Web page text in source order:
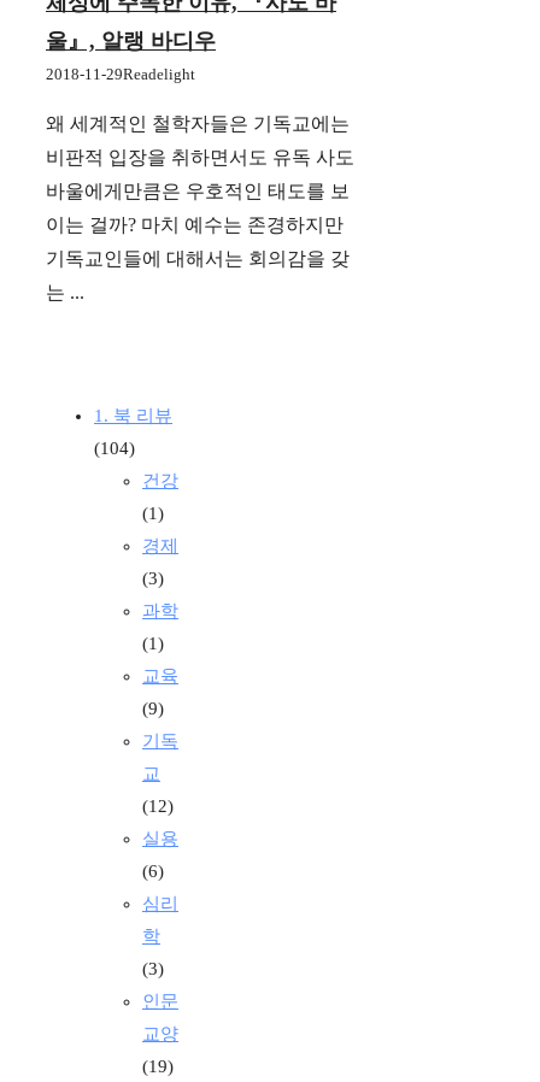
울』, 알랭 바디우
2018-11-29Readelight
왜 세계적인 철학자들은 기독교에는
비판적 입장을 취하면서도 유독 사도
바울에게만큼은 우호적인 태도를 보
이는 걸까? 마치 예수는 존경하지만
기독교인들에 대해서는 회의감을 갖
는 ...
1. 북 리뷰
(104)
건강
(1)
경제
(3)
과학
(1)
교육
(9)
기독
교
(12)
실용
(6)
심리
학
(3)
인문
교양
(19)